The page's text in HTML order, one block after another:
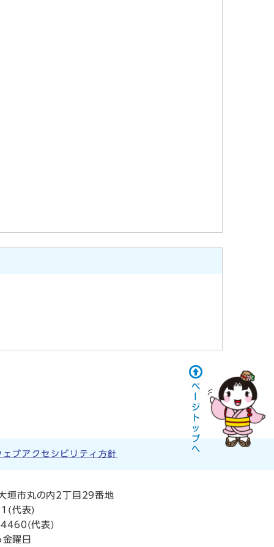
ェブアクセシビリティ方針
垣市丸の内2丁目29番地
(代表)
代表)
曜日